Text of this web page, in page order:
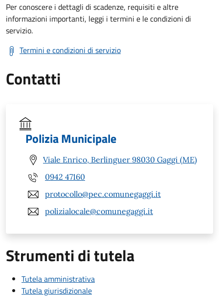
Per conoscere i dettagli di scadenze, requisiti e altre
informazioni importanti, leggi i termini e le condizioni di
servizio.
Termini e condizioni di servizio
Contatti
Polizia Municipale
Viale Enrico, Berlinguer 98030 Gaggi (ME)
0942 47160
protocollo@pec.comunegaggi.it
polizialocale@comunegaggi.it
Strumenti di tutela
Tutela amministrativa
Tutela giurisdizionale